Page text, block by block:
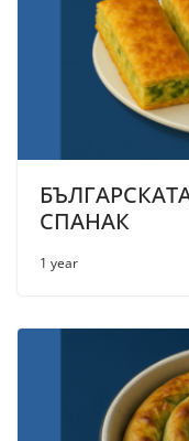
СПАНАК
1 year